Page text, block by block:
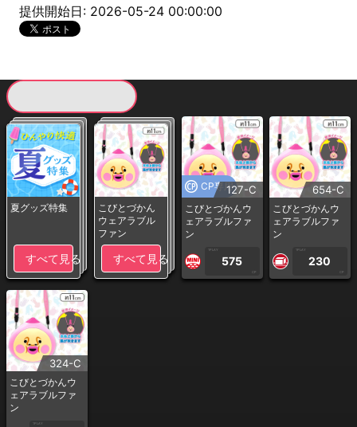
提供開始日: 2026-05-24 00:00:00
夏グッズ特集
すべて見る
こびとづかん
ウェアラブル
ファン
すべて見る
CP専用127-C
こびとづかんウ
ェアラブルファ
ン
1PLAY
575
CP
654-C
こびとづかんウ
ェアラブルファ
ン
1PLAY
230
CP
324-C
こびとづかんウ
ェアラブルファ
ン
1PLAY